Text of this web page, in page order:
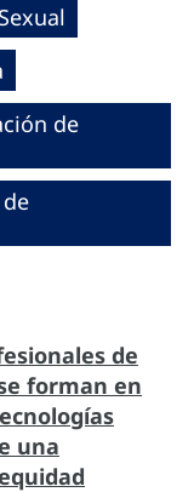
de
de
forman en
una